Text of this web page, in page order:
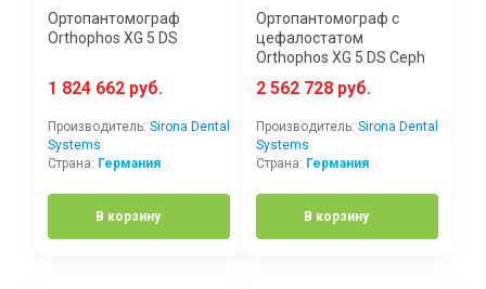
Ортопантомограф
Orthophos XG 5 DS
1 824 662 руб.
Производитель: Sirona Dental
Systems
Страна: Германия
В корзину
Ортопантомограф с
цефалостатом
Orthophos XG 5 DS Ceph
2 562 728 руб.
Производитель: Sirona Dental
Systems
Страна: Германия
В корзину